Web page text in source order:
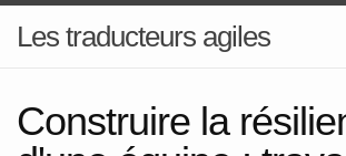
Les traducteurs agiles
Construire la